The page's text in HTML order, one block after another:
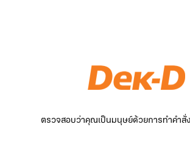
ตรวจสอบว่าคุณเป็นมนุษย์ด้วยการทำคำสั่ง